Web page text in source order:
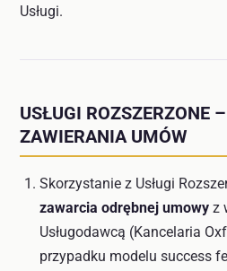
Usługi.
USŁUGI ROZSZERZONE
ZAWIERANIA UMÓW
Skorzystanie z Usługi
zawarcia odrębnej umowy z
Usługodawcą (Kancelaria
przypadku modelu success